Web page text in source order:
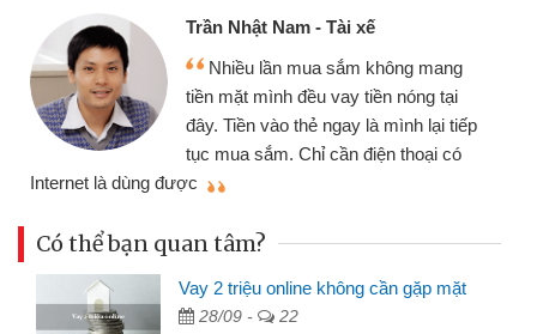
mang
nóng tại
mình lại tiếp
thoại có
Cấn Văn Lực - Tạp hóa
Tôi kinh doanh buôn bán
nhiều lúc cần vốn nhập
đến website qua bạn bè giới
đã giải quyết được công việc
Có thể bạn quan tâm?
Vay 2 triệu online không cần gặp mặt
28/09 - 22